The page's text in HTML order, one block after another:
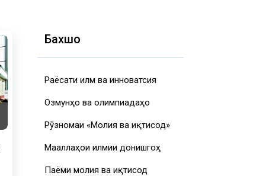
Бахшҳо
Раёсати илм ва инноватсия
Озмунҳо ва олимпиадаҳо
Рӯзномаи «Молия ва иқтисод»
Маҷаллаҳои илмии донишгоҳ
Паёми молия ва иқтисод